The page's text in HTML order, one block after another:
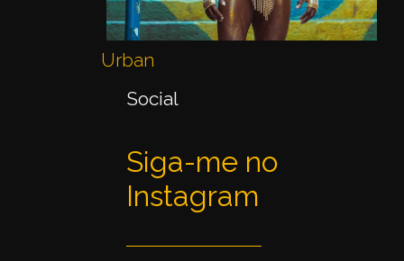
Urban
Social
Siga-me no
Instagram